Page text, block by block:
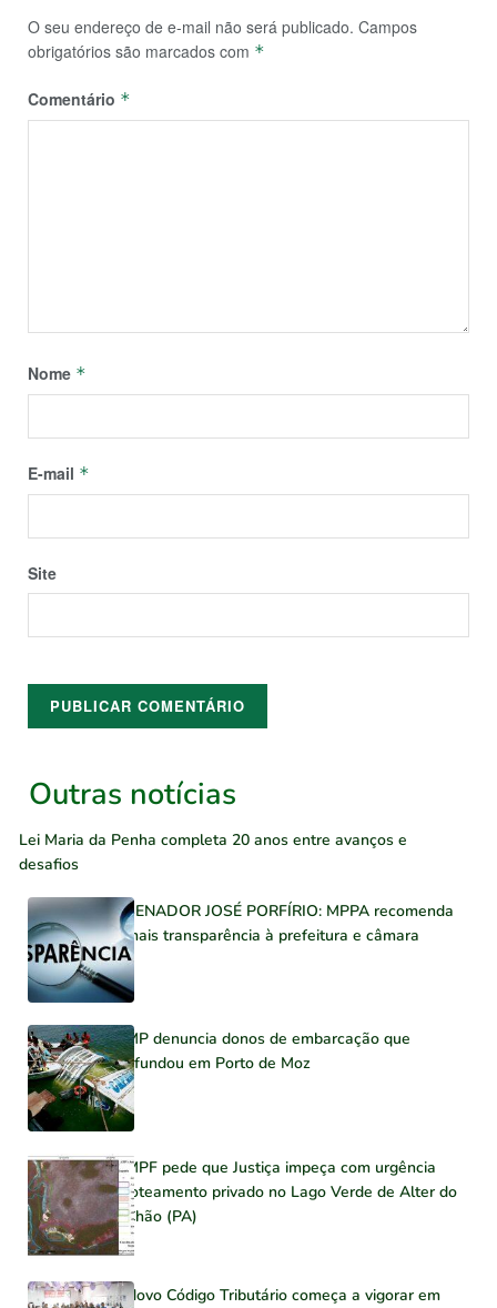
O seu endereço de e-mail não será publicado. Campos
obrigatórios são marcados com *
Comentário *
Nome *
E-mail *
Site
Outras notícias
Lei Maria da Penha completa 20 anos entre avanços e
desafios
SENADOR JOSÉ PORFÍRIO: MPPA recomenda
mais transparência à prefeitura e câmara
MP denuncia donos de embarcação que
afundou em Porto de Moz
MPF pede que Justiça impeça com urgência
loteamento privado no Lago Verde de Alter do
Chão (PA)
Novo Código Tributário começa a vigorar em